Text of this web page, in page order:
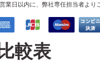
業日以内に、弊社専任担当者より
較表